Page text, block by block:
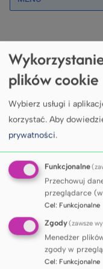
Projekt proponuje
podawania
rozkładowi w
do oczu. Obecnie
pozwalających na
stosowanie takich
przygotowywane
tempore), co w
niepraktyczne i
domowych.
Alternatywą, jaką
Z uwagi na to, że
źle tolerowane
rozwiązanie,
plików cookie
Wybierz usługi i
korzystać. Aby
prywatności.
Funkcjonalne
Przechowuj
przeglądarce
Cel: Funkcjonalne
Zgody(zawsze
Menedżer
zgody w
Cel: Funkcjonalne